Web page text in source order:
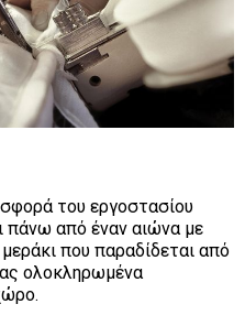
του εργοστασίου
πάνω από έναν αιώνα με
που παραδίδεται από
ολοκληρωμένα